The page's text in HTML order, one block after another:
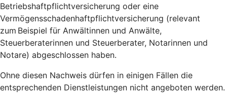
Betriebshaftpflichtversicherung oder eine
Vermögensschadenhaftpflichtversicherung (relevant
zum Beispiel für Anwältinnen und Anwälte,
Steuerberaterinnen und Steuerberater, Notarinnen und
Notare) abgeschlossen haben.
Ohne diesen Nachweis dürfen in einigen Fällen die
entsprechenden Dienstleistungen nicht angeboten werden.